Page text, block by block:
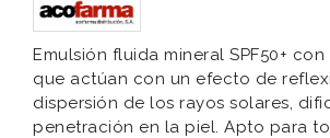
Emulsión fluida mineral SPF50+
que actúan con un efecto de
dispersión de los rayos solares,
penetración en la piel. ​Apto para